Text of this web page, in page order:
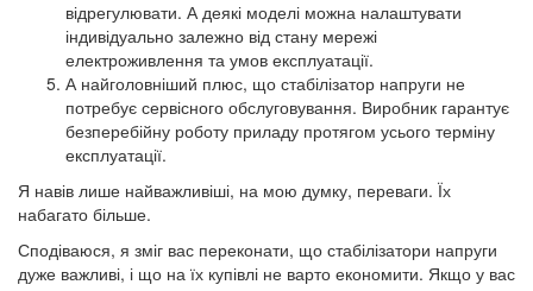
відрегулювати. А деякі моделі можна налаштувати
індивідуально залежно від стану мережі
електроживлення та умов експлуатації.
А найголовніший плюс, що стабілізатор напруги не
потребує сервісного обслуговування. Виробник гарантує
безперебійну роботу приладу протягом усього терміну
експлуатації.
Я навів лише найважливіші, на мою думку, переваги. Їх
набагато більше.
Сподіваюся, я зміг вас переконати, що стабілізатори напруги
дуже важливі, і що на їх купівлі не варто економити. Якщо у вас